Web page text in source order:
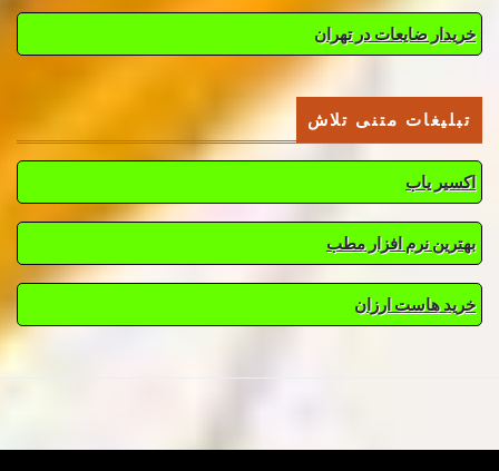
خریدار ضایعات در تهران
تبلیغات متنی تلاش
اکسیر یاب
بهترین نرم افزار مطب
خرید هاست ارزان